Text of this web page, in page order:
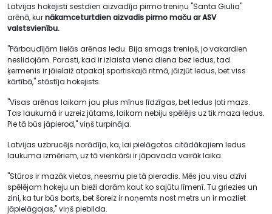
Latvijas hokejisti sestdien aizvadīja pirmo treniņu "Santa Giulia"
arēnā, kurnākamceturtdien aizvadīs pirmo maču ar ASV
valstsvienību.
"Pārbaudījām lielās arēnas ledu. Bija smags treniņš, jo vakardien
neslidojām. Parasti, kad ir izlaista viena diena bez ledus, tad
ķermenis ir jāielaiž atpakaļ sportiskajā ritmā, jāizjūt ledus, bet viss
kārtībā," stāstīja hokejists.
"Visas arēnas laikam jau plus mīnus līdzīgas, bet ledus ļoti mazs.
Tas laukumā ir uzreiz jūtams, laikam nebiju spēlējis uz tik maza ledus.
Pie tā būs jāpierod," viņš turpināja.
Latvijas uzbrucējs norādīja, ka, lai pielāgotos citādākajiem ledus
laukuma izmēriem, uz tā vienkārši ir jāpavada vairāk laika.
"Stūros ir mazāk vietas, neesmu pie tā pieradis. Mēs jau visu dzīvi
spēlējam hokeju un bieži darām kaut ko sajūtu līmenī. Tu griezies un
zini, ka tur būs borts, bet šoreiz ir noņemts nost metrs un ir mazliet
jāpielāgojas," viņš piebilda.